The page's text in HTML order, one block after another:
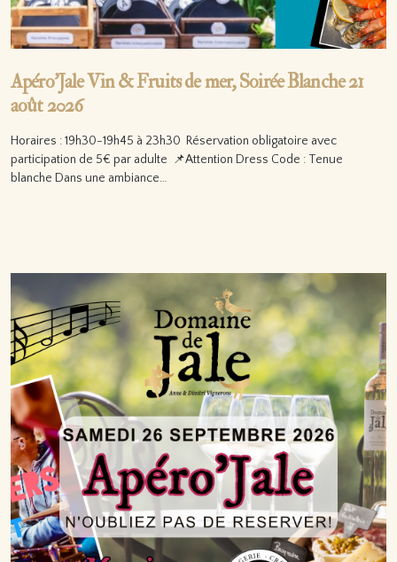
Apéro’Jale Vin & Fruits de mer, Soirée Blanche 21
août 2026
Horaires : 19h30-19h45 à 23h30 Réservation obligatoire avec
participation de 5€ par adulte 📌Attention Dress Code : Tenue
blanche Dans une ambiance…